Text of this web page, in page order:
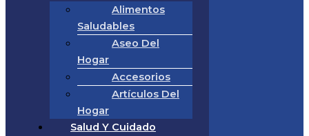
Alimentos
Saludables
Aseo Del
Hogar
Accesorios
Artículos Del
Hogar
Salud Y Cuidado